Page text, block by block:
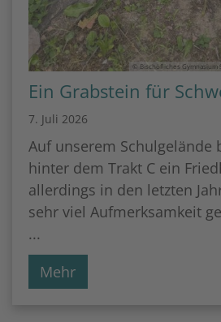
© Bischöfliches Gymnasium
Ein Grabstein für
7. Juli 2026
Auf unserem Schulgelände
hinter dem Trakt C ein
allerdings in den letzten
sehr viel Aufmerksamkeit
...
Mehr